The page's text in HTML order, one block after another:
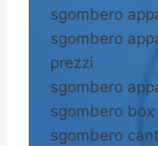
sgombero
sgombero
prezzi
sgombero
sgombero box
sgombero